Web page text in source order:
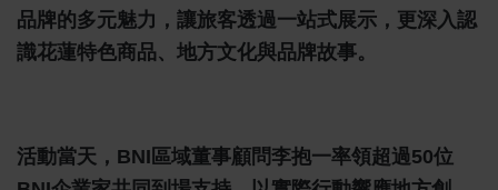
品牌的多元魅力，讓旅客透過一站式展示，更深入認
識花蓮特色商品、地方文化與品牌故事。
活動當天，BNI區域董事顧問李抱一率領超過50位